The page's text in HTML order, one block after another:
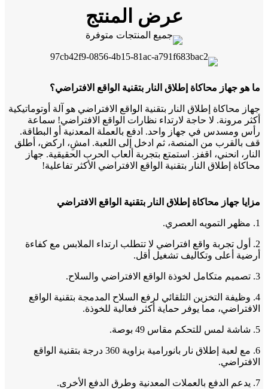
عرض المنتج
ما هو جهاز محاكاة إطلاق النار بتقنية الواقع الافتراضي؟
جهاز محاكاة إطلاق النار بتقنية الواقع الافتراضي هو آلة أوتوماتيكية
أكثر مرونة. لا حاجة لارتداء نظارات الواقع الافتراضي! سماعة
رأس ومسدس في جهاز واحد. ادفع بالعملة المعدنية أو البطاقة.
قف بالقرب من المنصة، ثم ادخل إلى اللعبة. امشِ، اركض، أطلق
النار، انحني، اقفز. استمتع بتجربة ألعاب الحرب الحقيقية. جهاز
محاكاة إطلاق النار بتقنية الواقع الافتراضي الأكثر تفاعلية!
مزايا جهاز محاكاة إطلاق النار بتقنية الواقع الافتراضي
1. مظهر التمويه العصري.
2. أول تجربة واقع افتراضي لا تتطلب ارتداء الملابس مع كفاءة
أرضية أعلى وتكاليف تشغيل أقل.
3. تصميم متكامل لخوذة الواقع الافتراضي والسلاح.
4. وظيفة التخزين التلقائي لرفع السلاح المدمجة بتقنية الواقع
الافتراضي، مما يوفر حماية أكثر فعالية للخوذة.
5. شاشة لمس للتحكم مقاس 49 بوصة.
6. مع لعبة إطلاق نار بانورامية بزاوية 360 درجة بتقنية الواقع
الافتراضي.
7. يدعم الدفع بالعملات المعدنية وطرق الدفع الأخرى.